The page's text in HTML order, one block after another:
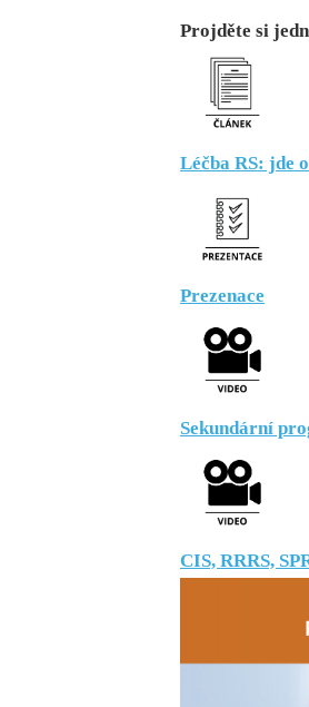
Projděte si
Léčba RS: jde
Prezenace
Sekundární
CIS, RRRS,